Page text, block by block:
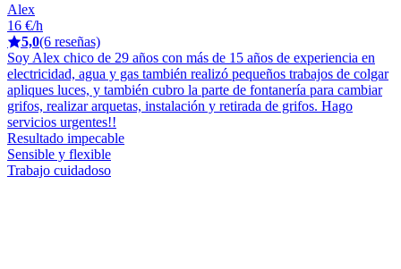
Alex
16 €/h
5,0(6 reseñas)
Soy Alex chico de 29 años con más de 15 años de experiencia en
electricidad, agua y gas también realizó pequeños trabajos de colgar
apliques luces, y también cubro la parte de fontanería para cambiar
grifos, realizar arquetas, instalación y retirada de grifos. Hago
servicios urgentes!!
Resultado impecable
Sensible y flexible
Trabajo cuidadoso